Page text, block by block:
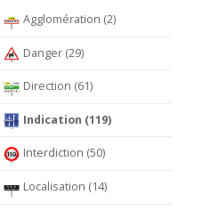
Agglomération (2)
Danger (29)
Direction (61)
Indication (119)
Interdiction (50)
Localisation (14)